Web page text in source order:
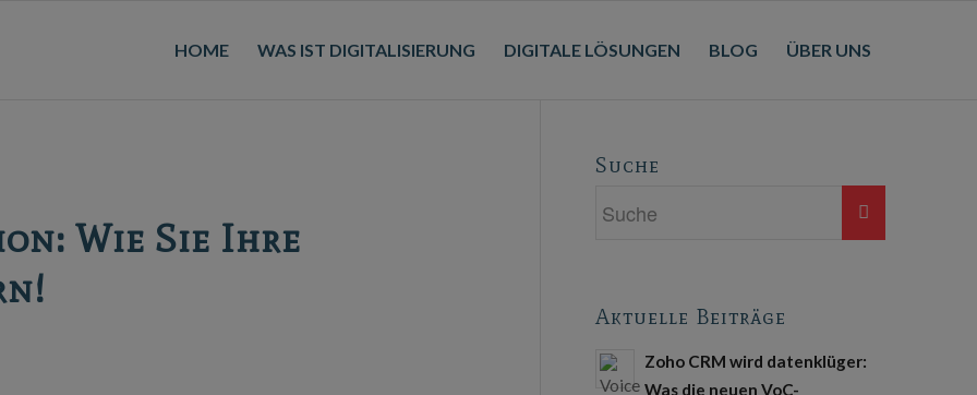
HOME WAS IST DIGITALISIERUNG DIGITALE LÖSUNGEN BLOG ÜBER UNS
Wie Sie Ihre
Suche
Aktuelle Beiträge
Zoho CRM wird datenklüger:
Was die neuen VoC-